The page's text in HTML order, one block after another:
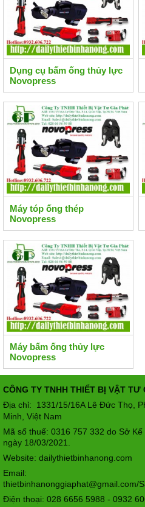
Dụng cụ bấm ống thủy lực
Novopress
Máy tóp ống thép
Novopress
Máy bấm ống thủy lực
Novopress
CÔNG TY TNHH THIẾT BỊ VẬT TƯ
Địa chỉ: 1331/15/16A Lê Đức Thọ,
Minh, Việt Nam
Mã số thuế: 0316 757 332 do Sở
ngày 18/03/2021.
Website: dailythietbinhanong.com
Email:
thietbinhanonggiaphat@gmail.com/
Điện thoại: 028 6656 5988 - 0932